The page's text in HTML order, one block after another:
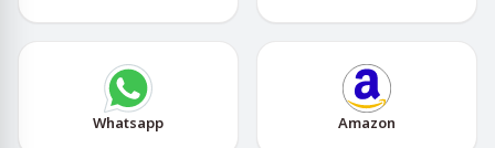
Whatsapp Amazon